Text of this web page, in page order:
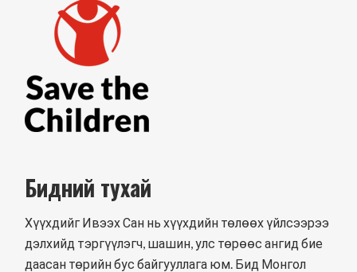
Бидний тухай
Хүүхдийг Ивээх Сан нь хүүхдийн төлөөх үйлсээрээ
дэлхийд тэргүүлэгч, шашин, улс төрөөс ангид бие
даасан төрийн бус байгууллага юм. Бид Монгол